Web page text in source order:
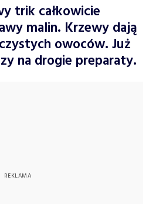
trik całkowicie
malin. Krzewy dają
owoców. Już
na drogie preparaty.